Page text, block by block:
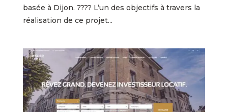
basée à Dijon. ???? L’un des objectifs à travers la
réalisation de ce projet...